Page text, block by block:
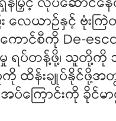
မြှင့် လုပ်ဆောင်
လေယာဉ်နှင့် ဗုံးက
ာင်စီကို De-
မှု ရပ်တန့်ဖို့၊ သူတို့ကို
ထိန်းချုပ်နိုင်ဖို့အ
ောင်းကို ခိုင်မာ